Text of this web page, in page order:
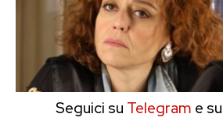
Seguici su Telegram e su